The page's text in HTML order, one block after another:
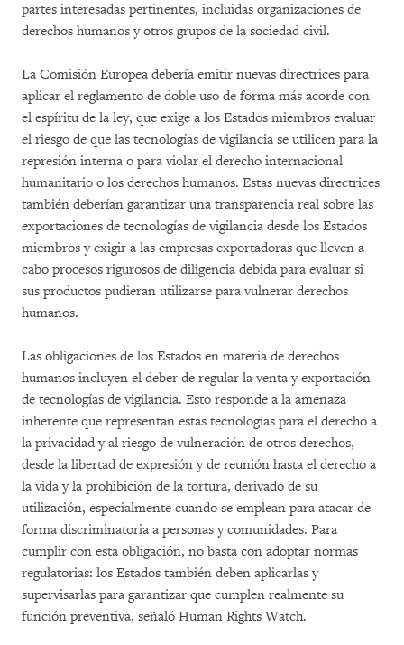
partes interesadas pertinentes, incluidas organizaciones de
derechos humanos y otros grupos de la sociedad civil.
La Comisión Europea debería emitir nuevas directrices para
aplicar el reglamento de doble uso de forma más acorde con
el espíritu de la ley, que exige a los Estados miembros evaluar
el riesgo de que las tecnologías de vigilancia se utilicen para la
represión interna o para violar el derecho internacional
humanitario o los derechos humanos. Estas nuevas directrices
también deberían garantizar una transparencia real sobre las
exportaciones de tecnologías de vigilancia desde los Estados
miembros y exigir a las empresas exportadoras que lleven a
cabo procesos rigurosos de diligencia debida para evaluar si
sus productos pudieran utilizarse para vulnerar derechos
humanos.
Las obligaciones de los Estados en materia de derechos
humanos incluyen el deber de regular la venta y exportación
de tecnologías de vigilancia. Esto responde a la amenaza
inherente que representan estas tecnologías para el derecho a
la privacidad y al riesgo de vulneración de otros derechos,
desde la libertad de expresión y de reunión hasta el derecho a
la vida y la prohibición de la tortura, derivado de su
utilización, especialmente cuando se emplean para atacar de
forma discriminatoria a personas y comunidades. Para
cumplir con esta obligación, no basta con adoptar normas
regulatorias: los Estados también deben aplicarlas y
supervisarlas para garantizar que cumplen realmente su
función preventiva, señaló Human Rights Watch.